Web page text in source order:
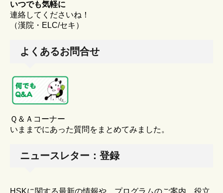
いつでも気軽に
連絡してくださいね！
（漢院・ELC/セキ）
よくあるお問合せ
Ｑ＆Ａコーナー
いままでにあった質問をまとめてみました。
ニュースレター：登録
HSKに関する最新の情報や、プログラムのご案内、役立